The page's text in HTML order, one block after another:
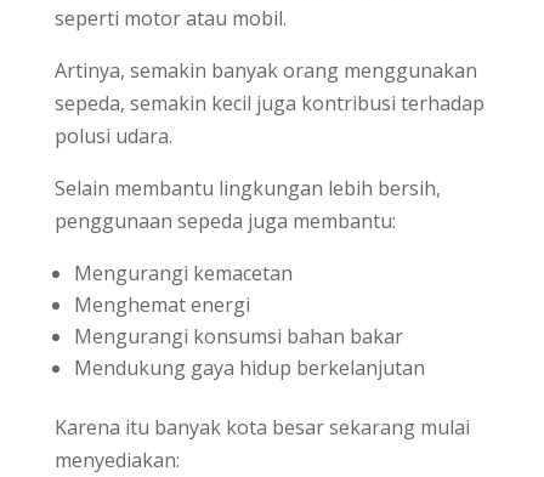
seperti motor atau mobil.
Artinya, semakin banyak orang menggunakan
sepeda, semakin kecil juga kontribusi terhadap
polusi udara.
Selain membantu lingkungan lebih bersih,
penggunaan sepeda juga membantu:
Mengurangi kemacetan
Menghemat energi
Mengurangi konsumsi bahan bakar
Mendukung gaya hidup berkelanjutan
Karena itu banyak kota besar sekarang mulai
menyediakan: